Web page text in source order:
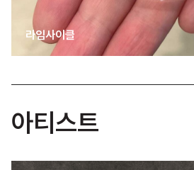
라임사이클
아티스트